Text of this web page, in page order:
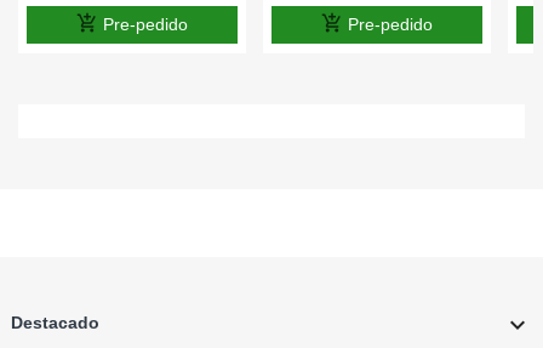
add_shopping_cart Pre-pedido add_shopping_cart Pre-pedido
Destacado 